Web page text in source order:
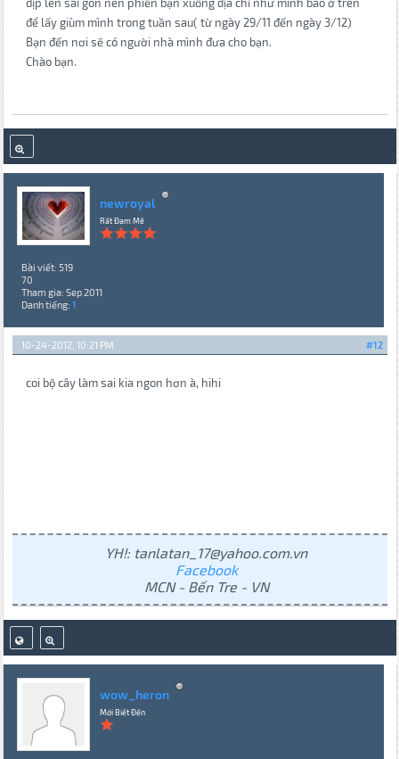
dịp lên sài gòn nên phiền bạn xuống địa chỉ như mình báo ở trên
để lấy giùm mình trong tuần sau( từ ngày 29/11 đến ngày 3/12)
Bạn đến nơi sẽ có người nhà mình đưa cho bạn.
Chào bạn.
newroyal
Rất Đam Mê
Bài viết: 519
70
Tham gia: Sep 2011
Danh tiếng: 1
#12
10-24-2012, 10:21 PM
coi bộ cây làm sai kia ngon hơn à, hihi
YH!: tanlatan_17@yahoo.com.vn
Facebook
MCN - Bến Tre - VN
wow_heron
Mới Biết Đến